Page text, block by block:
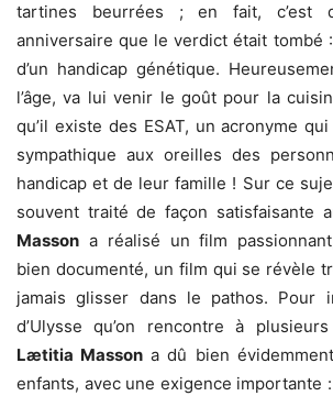
tartines beurrées ; en fait, c’est
anniversaire que le verdict était tombé
d’un handicap génétique.
l’âge, va lui venir le goût pour la
qu’il existe des ESAT, un acronyme
sympathique aux oreilles des
handicap et de leur famille ! Sur ce
souvent traité de façon satisfaisante
Masson a réalisé un film
bien documenté, un film qui se révèle
jamais glisser dans le pathos. Pour
d’Ulysse qu’on rencontre à
Lætitia Masson a dû bien
enfants, avec une exigence importante